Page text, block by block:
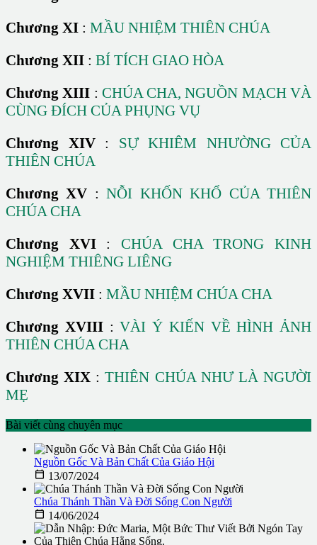
Chương XI : MẦU NHIỆM THIÊN CHÚA
Chương XII : BÍ TÍCH GIAO HÒA
Chương XIII : CHÚA CHA, NGUỒN MẠCH VÀ
CÙNG ĐÍCH CỦA PHỤNG VỤ
Chương XIV: SỰ KHIÊM NHƯỜNG CỦA
THIÊN CHÚA
Chương XV :NỖI KHỐN KHỔ CỦA THIÊN
CHÚA CHA
Chương XVI:CHÚA CHA TRONG KINH
NGHIỆM THIÊNG LIÊNG
Chương XVII : MẦU NHIỆM CHÚA CHA
Chương XVIII:VÀI Ý KIẾN VỀ HÌNH ẢNH
THIÊN CHÚA CHA
Chương XIX :THIÊN CHÚA NHƯ LÀ NGƯỜI
MẸ
Bài viết cùng chuyên mục
Nguồn Gốc Và Bản Chất Của Giáo Hội
 13/07/2024
Chúa Thánh Thần Và Đời Sống Con Người
 14/06/2024